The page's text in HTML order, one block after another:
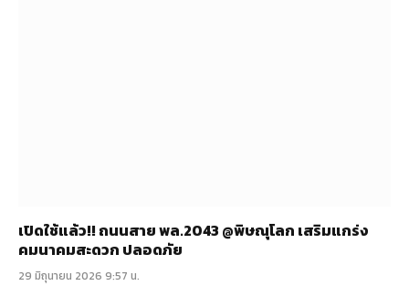
เปิดใช้แล้ว!! ถนนสาย พล.2043 @พิษณุโลก เสริมแกร่ง
คมนาคมสะดวก ปลอดภัย
29 มิถุนายน 2026 9:57 น.